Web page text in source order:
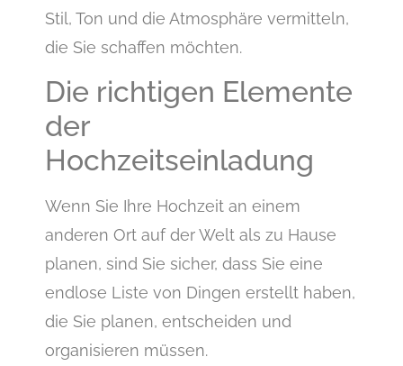
Stil, Ton und die Atmosphäre vermitteln,
die Sie schaffen möchten.
Die richtigen Elemente
der
Hochzeitseinladung
Wenn Sie Ihre Hochzeit an einem
anderen Ort auf der Welt als zu Hause
planen, sind Sie sicher, dass Sie eine
endlose Liste von Dingen erstellt haben,
die Sie planen, entscheiden und
organisieren müssen.